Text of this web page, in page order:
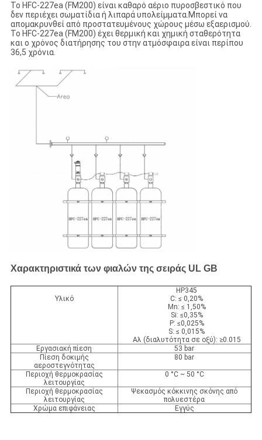
Το HFC-227ea (FM200) είναι καθαρό αέριο πυροσβεστικό που
δεν περιέχει σωματίδια ή λιπαρά υπολείμματα.Μπορεί να
απομακρυνθεί από προστατευμένους χώρους μέσω εξαερισμού.
Το HFC-227ea (FM200) έχει θερμική και χημική σταθερότητα
και ο χρόνος διατήρησης του στην ατμόσφαιρα είναι περίπου
36,5 χρόνια.
Χαρακτηριστικά των φιαλών της σειράς UL GB
Υλικό
HP345
C: ≤ 0,20%
Mn: ≤ 1,50%
Si: ≤0,35%
P: ≤0,025%
S: ≤ 0,015%
Αλ (διαλυτότητα σε οξύ): ≥0.015
Εργασιακή πίεση
53 bar
Πίεση δοκιμής
αεροστεγνότητας
80 bar
Περιοχή θερμοκρασίας
λειτουργίας
0 °C ~ 50 °C
Περιοχή θερμοκρασίας
λειτουργίας
Ψεκασμός κόκκινης σκόνης από
πολυεστέρα
Χρώμα επιφάνειας
Εγγύς